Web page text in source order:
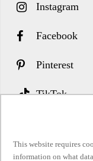
This website requires
information on what
Instagram
Facebook
Pinterest
TikTok
Abonnieren Sie